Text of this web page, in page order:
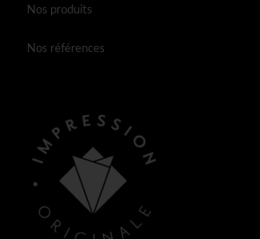
Nos produits
Nos références